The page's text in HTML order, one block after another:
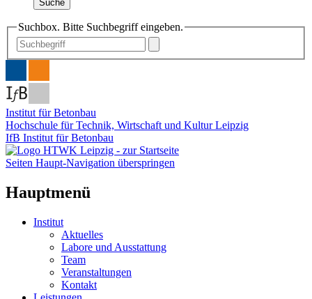
Suche
Suchbox. Bitte Suchbegriff eingeben.
Institut für Betonbau
Hochschule für Technik, Wirtschaft und Kultur Leipzig
IfB Institut für Betonbau
Seiten Haupt-Navigation überspringen
Hauptmenü
Institut
Aktuelles
Labore und Ausstattung
Team
Veranstaltungen
Kontakt